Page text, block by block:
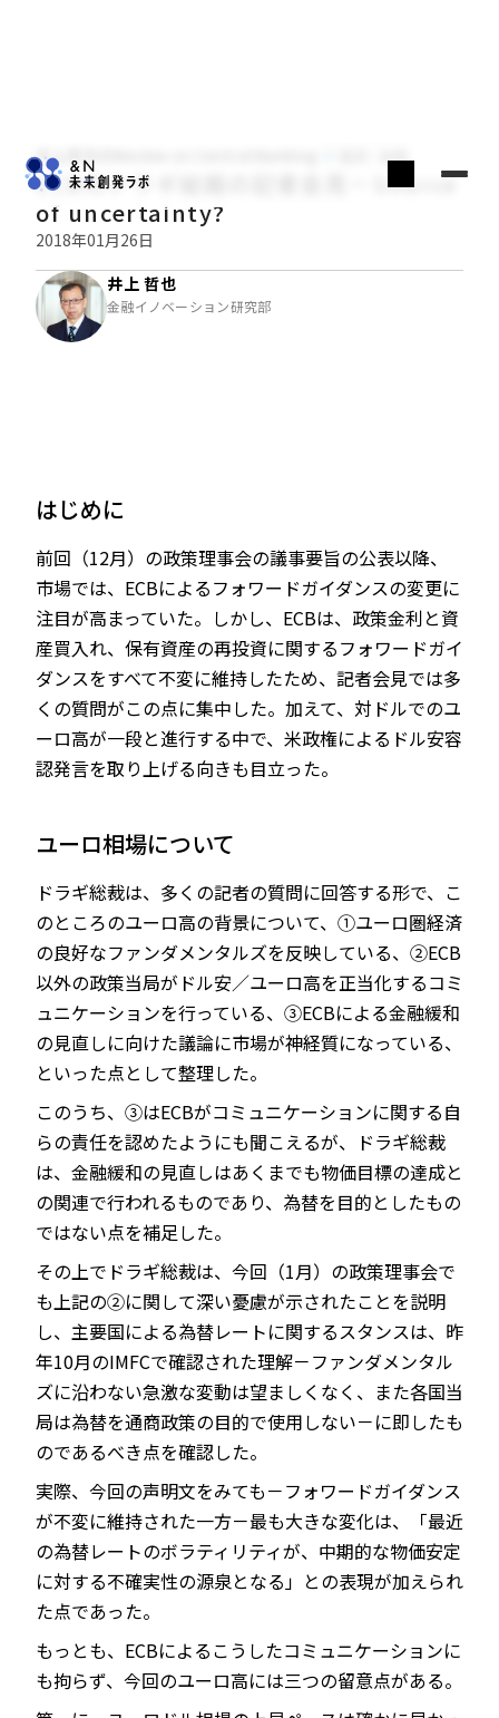
JP
井上哲也のReview on Central Banking
ECBのドラギ総裁の記者会見－Source
of uncertainty?
2018年01月26日
井上 哲也
金融イノベーション研究部
はじめに
前回（12月）の政策理事会の議事要旨の公表以降、
市場では、ECBによるフォワードガイダンスの変更に
注目が高まっていた。しかし、ECBは、政策金利と資
産買入れ、保有資産の再投資に関するフォワードガイ
ダンスをすべて不変に維持したため、記者会見では多
くの質問がこの点に集中した。加えて、対ドルでのユ
ーロ高が一段と進行する中で、米政権によるドル安容
認発言を取り上げる向きも目立った。
ユーロ相場について
ドラギ総裁は、多くの記者の質問に回答する形で、こ
のところのユーロ高の背景について、①ユーロ圏経済
の良好なファンダメンタルズを反映している、②ECB
以外の政策当局がドル安／ユーロ高を正当化するコミ
ュニケーションを行っている、③ECBによる金融緩和
の見直しに向けた議論に市場が神経質になっている、
といった点として整理した。
このうち、③はECBがコミュニケーションに関する自
らの責任を認めたようにも聞こえるが、ドラギ総裁
は、金融緩和の見直しはあくまでも物価目標の達成と
の関連で行われるものであり、為替を目的としたもの
ではない点を補足した。
その上でドラギ総裁は、今回（1月）の政策理事会で
も上記の②に関して深い憂慮が示されたことを説明
し、主要国による為替レートに関するスタンスは、昨
年10月のIMFCで確認された理解－ファンダメンタル
ズに沿わない急激な変動は望ましくなく、また各国当
局は為替を通商政策の目的で使用しない－に即したも
のであるべき点を確認した。
実際、今回の声明文をみても－フォワードガイダンス
が不変に維持された一方－最も大きな変化は、「最近
の為替レートのボラティリティが、中期的な物価安定
に対する不確実性の源泉となる」との表現が加えられ
た点であった。
もっとも、ECBによるこうしたコミュニケーションに
も拘らず、今回のユーロ高には三つの留意点がある。